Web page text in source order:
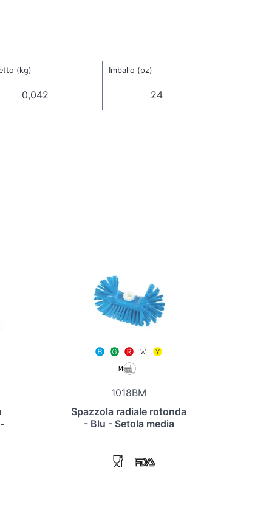
(kg) Imballo (pz)
0,042 24
1018BM
Spazzola radiale rotonda
- Blu - Setola media